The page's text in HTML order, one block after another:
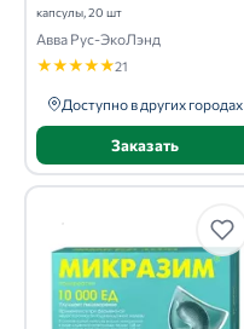
капсулы, 20 шт
Авва Рус-ЭкоЛэнд
★★★★★21
Доступно в других городах
Заказать